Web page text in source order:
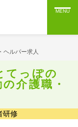
MENU
ヘルパー求人
てっぽの
介護職・
研修